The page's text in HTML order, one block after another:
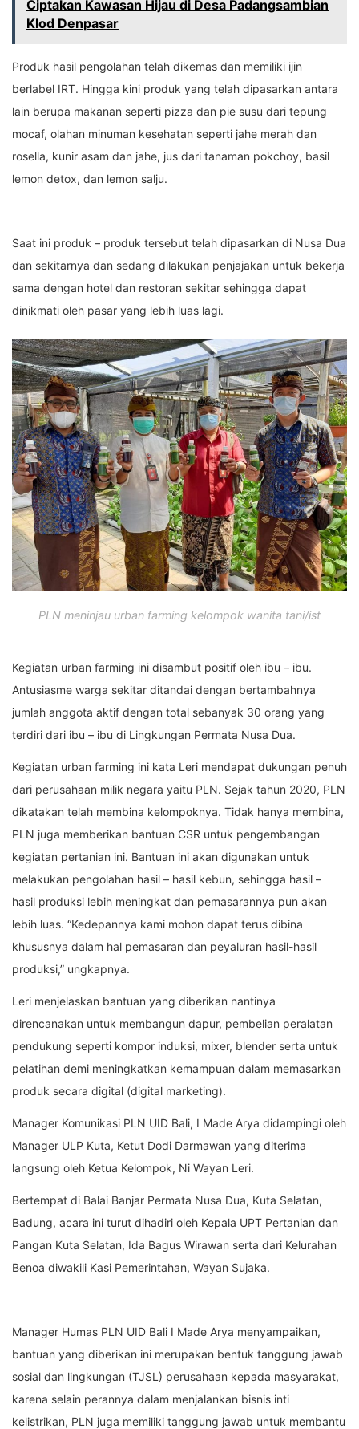
Ciptakan Kawasan Hijau di Desa Padangsambian
Klod Denpasar
Produk hasil pengolahan telah dikemas dan memiliki ijin
berlabel IRT. Hingga kini produk yang telah dipasarkan antara
lain berupa makanan seperti pizza dan pie susu dari tepung
mocaf, olahan minuman kesehatan seperti jahe merah dan
rosella, kunir asam dan jahe, jus dari tanaman pokchoy, basil
lemon detox, dan lemon salju.
Saat ini produk – produk tersebut telah dipasarkan di Nusa Dua
dan sekitarnya dan sedang dilakukan penjajakan untuk bekerja
sama dengan hotel dan restoran sekitar sehingga dapat
dinikmati oleh pasar yang lebih luas lagi.
PLN meninjau urban farming kelompok wanita tani/ist
Kegiatan urban farming ini disambut positif oleh ibu – ibu.
Antusiasme warga sekitar ditandai dengan bertambahnya
jumlah anggota aktif dengan total sebanyak 30 orang yang
terdiri dari ibu – ibu di Lingkungan Permata Nusa Dua.
Kegiatan urban farming ini kata Leri mendapat dukungan penuh
dari perusahaan milik negara yaitu PLN. Sejak tahun 2020, PLN
dikatakan telah membina kelompoknya. Tidak hanya membina,
PLN juga memberikan bantuan CSR untuk pengembangan
kegiatan pertanian ini. Bantuan ini akan digunakan untuk
melakukan pengolahan hasil – hasil kebun, sehingga hasil –
hasil produksi lebih meningkat dan pemasarannya pun akan
lebih luas. “Kedepannya kami mohon dapat terus dibina
khususnya dalam hal pemasaran dan peyaluran hasil-hasil
produksi,” ungkapnya.
Leri menjelaskan bantuan yang diberikan nantinya
direncanakan untuk membangun dapur, pembelian peralatan
pendukung seperti kompor induksi, mixer, blender serta untuk
pelatihan demi meningkatkan kemampuan dalam memasarkan
produk secara digital (digital marketing).
Manager Komunikasi PLN UID Bali, I Made Arya didampingi oleh
Manager ULP Kuta, Ketut Dodi Darmawan yang diterima
langsung oleh Ketua Kelompok, Ni Wayan Leri.
Bertempat di Balai Banjar Permata Nusa Dua, Kuta Selatan,
Badung, acara ini turut dihadiri oleh Kepala UPT Pertanian dan
Pangan Kuta Selatan, Ida Bagus Wirawan serta dari Kelurahan
Benoa diwakili Kasi Pemerintahan, Wayan Sujaka.
Manager Humas PLN UID Bali I Made Arya menyampaikan,
bantuan yang diberikan ini merupakan bentuk tanggung jawab
sosial dan lingkungan (TJSL) perusahaan kepada masyarakat,
karena selain perannya dalam menjalankan bisnis inti
kelistrikan, PLN juga memiliki tanggung jawab untuk membantu